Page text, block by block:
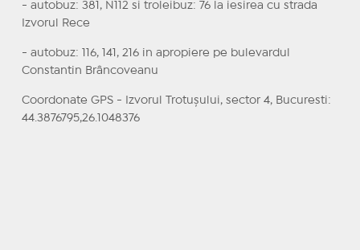
- autobuz: 381, N112 si troleibuz: 76 la iesirea cu strada
Izvorul Rece
- autobuz: 116, 141, 216 in apropiere pe bulevardul
Constantin Brâncoveanu
Coordonate GPS - Izvorul Trotușului, sector 4, Bucuresti:
44.3876795,26.1048376